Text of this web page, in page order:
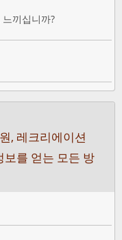
끼십니까?
, 레크리에이션
보를 얻는 모든 방